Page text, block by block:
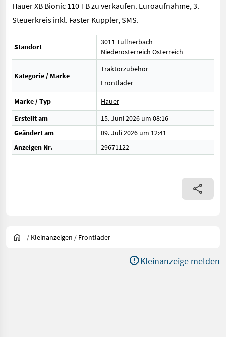
Hauer XB Bionic 110 TB zu verkaufen. Euroaufnahme, 3.
Steuerkreis inkl. Faster Kuppler, SMS.
Standort
3011 Tullnerbach
Niederösterreich Österreich
Kategorie / Marke
Traktorzubehör
Frontlader
Marke / Typ
Hauer
Erstellt am
15. Juni 2026 um 08:16
Geändert am
09. Juli 2026 um 12:41
Anzeigen Nr.
29671122
/ Kleinanzeigen / Frontlader
Kleinanzeige melden